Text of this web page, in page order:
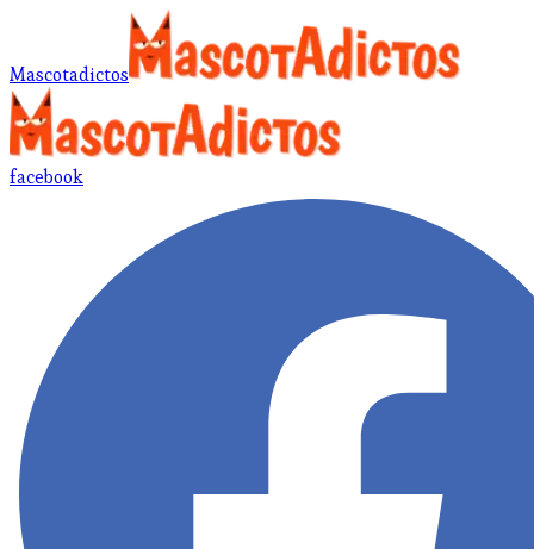
Mascotadictos
facebook